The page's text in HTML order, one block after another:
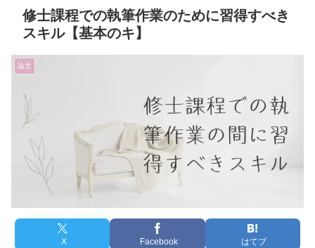
修士課程での執筆作業のために習得すべき
スキル【基本のキ】
論文
X Facebook はてブ